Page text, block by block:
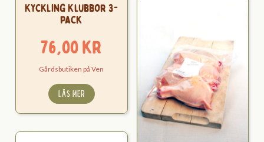
Kyckling Klubbor 3-
pack
76,00kr
Gårdsbutiken på Ven
LÄS MER